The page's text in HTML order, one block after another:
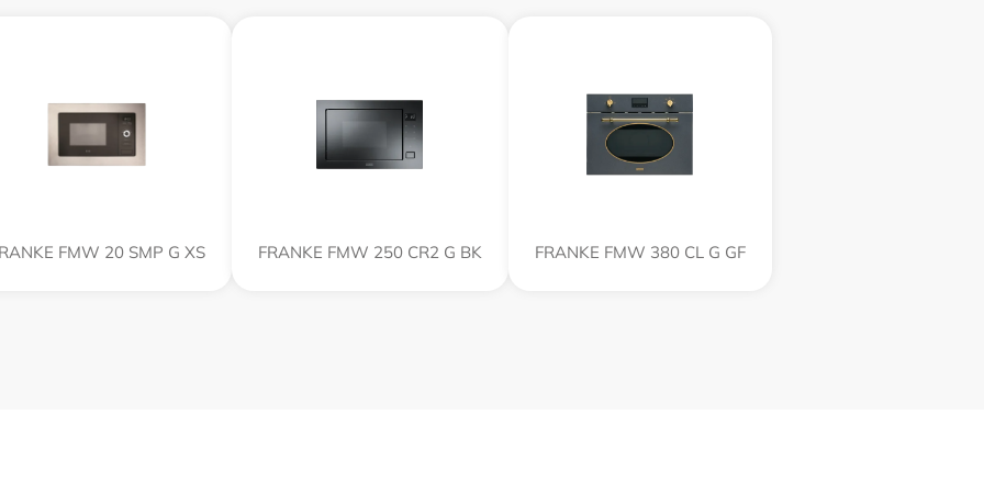
FMW 20 SMP G XS FRANKE FMW 250 CR2 G BK FRANKE FMW 380 CL G GF